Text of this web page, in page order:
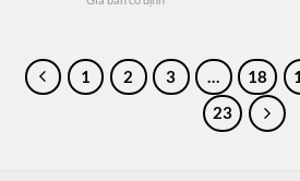
1 2 3 … 18
23